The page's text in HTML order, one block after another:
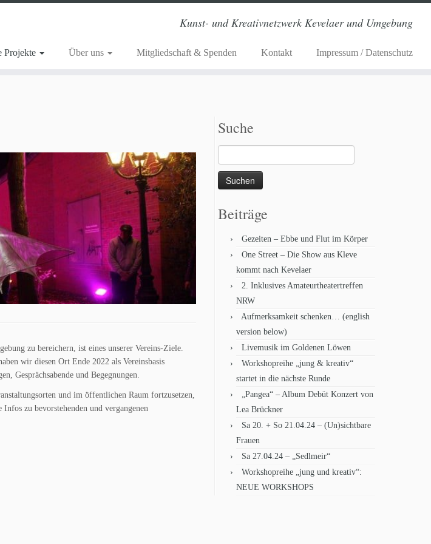
Kunst- und Kreativnetzwerk Kevelaer und Umgebung
Projekte Über uns Mitgliedschaft & Spenden Kontakt Impressum / Datenschutz
zu bereichern, ist eines unserer Vereins-Ziele.
wir diesen Ort Ende 2022 als Vereinsbasis
Gesprächsabende und Begegnungen.
und im öffentlichen Raum fortzusetzen,
zu bevorstehenden und vergangenen
Suche
nach:
Beiträge
Gezeiten – Ebbe und Flut im Körper
One Street – Die Show aus Kleve
kommt nach Kevelaer
2. Inklusives Amateurtheatertreffen
NRW
Aufmerksamkeit schenken… (english
version below)
Livemusik im Goldenen Löwen
Workshopreihe „jung & kreativ“
startet in die nächste Runde
„Pangea“ – Album Debüt Konzert von
Lea Brückner
Sa 20. + So 21.04.24 – (Un)sichtbare
Frauen
Sa 27.04.24 – „Sedlmeir“
Workshopreihe „jung und kreativ“:
NEUE WORKSHOPS